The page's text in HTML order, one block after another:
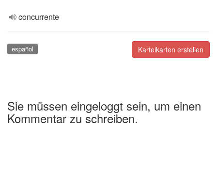
concurrente
Karteikarten erstellen
español
Sie müssen eingeloggt sein, um einen
Kommentar zu schreiben.